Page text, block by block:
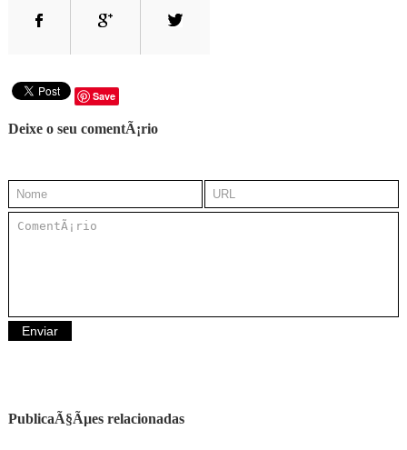
Save
Deixe o seu comentÃ¡rio
PublicaÃ§Ãµes relacionadas